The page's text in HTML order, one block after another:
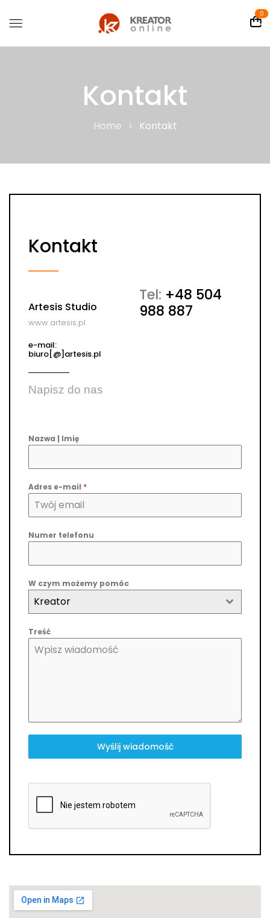
0
Kontakt
Home Kontakt
Kontakt
Artesis Studio
www.artesis.pl
e-mail:
biuro[@]artesis.pl
Tel: +48 504
988 887
Napisz do nas
Nazwa | Imię
Adres e-mail *
Numer telefonu
W czym możemy pomóc
Kreator
Treść
Wyślij wiadomość